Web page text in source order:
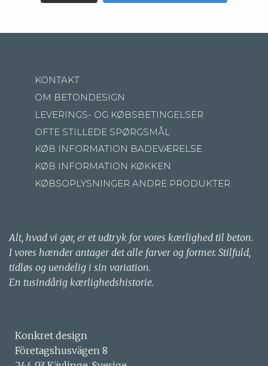
KONTAKT
OM BETONDESIGN
LEVERINGS- OG KØBSBETINGELSER
OFTE STILLEDE SPØRGSMÅL
KØB INFORMATION BADEVÆRELSE
KØB INFORMATION KØKKEN
KØBSOPLYSNINGER ANDRE PRODUKTER
Alt, hvad vi gør, er et udtryk for vores kærlighed til beton.
I vores hænder antager det alle farver og former. Stilfuld,
tidløs og uendelig i sin variation.
En tusindårig kærlighedshistorie.
Konkret design
Företagshusvägen 8